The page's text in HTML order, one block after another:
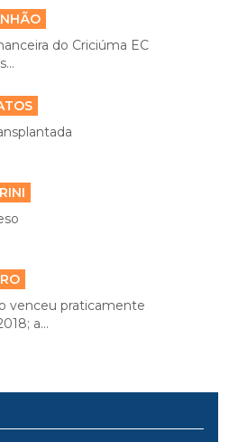
do Criciúma EC
venceu praticamente
a...